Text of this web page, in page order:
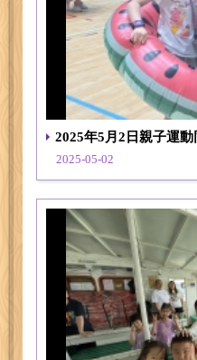
2025年5月2日親子運動
2025-05-02